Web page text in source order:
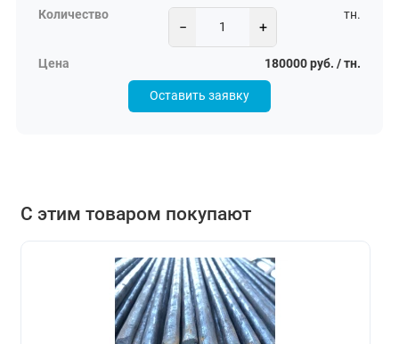
− +
тн.
180000 руб. / тн.
Оставить заявку
С этим товаром покупают